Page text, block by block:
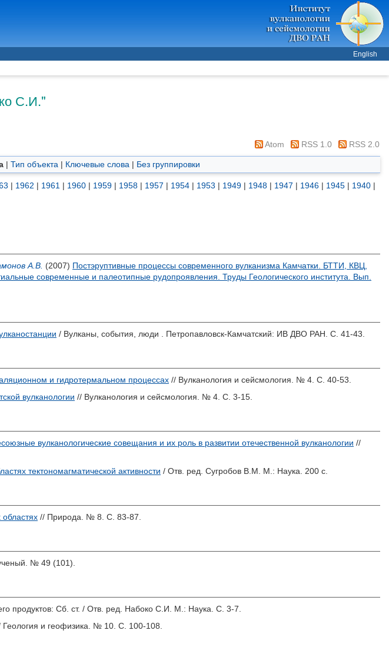
English
С.И."
Atom RSS 1.0 RSS 2.0
| Тип объекта | Ключевые слова | Без группировки
| 1962 | 1961 | 1960 | 1959 | 1958 | 1957 | 1954 | 1953 | 1949 | 1948 | 1947 | 1946 | 1945 | 1940 |
А.В. (2007) Постэруптивные процессы современного вулканизма Камчатки. БТТИ, КВЦ,
современные и палеотипные рудопроявления. Труды Геологического института. Вып.
/ Вулканы, события, люди . Петропавловск-Камчатский: ИВ ДВО РАН. С. 41-43.
и гидротермальном процессах // Вулканология и сейсмология. № 4. С. 40-53.
вулканологии // Вулканология и сейсмология. № 4. С. 3-15.
вулканологические совещания и их роль в развитии отечественной вулканологии //
тектономагматической активности / Отв. ред. Сугробов В.М. М.: Наука. 200 с.
// Природа. № 8. С. 83-87.
№ 49 (101).
продуктов: Сб. ст. / Отв. ред. Набоко С.И.
М.: Наука. С. 3-7.
Геология и геофизика. № 10. С. 100-108.